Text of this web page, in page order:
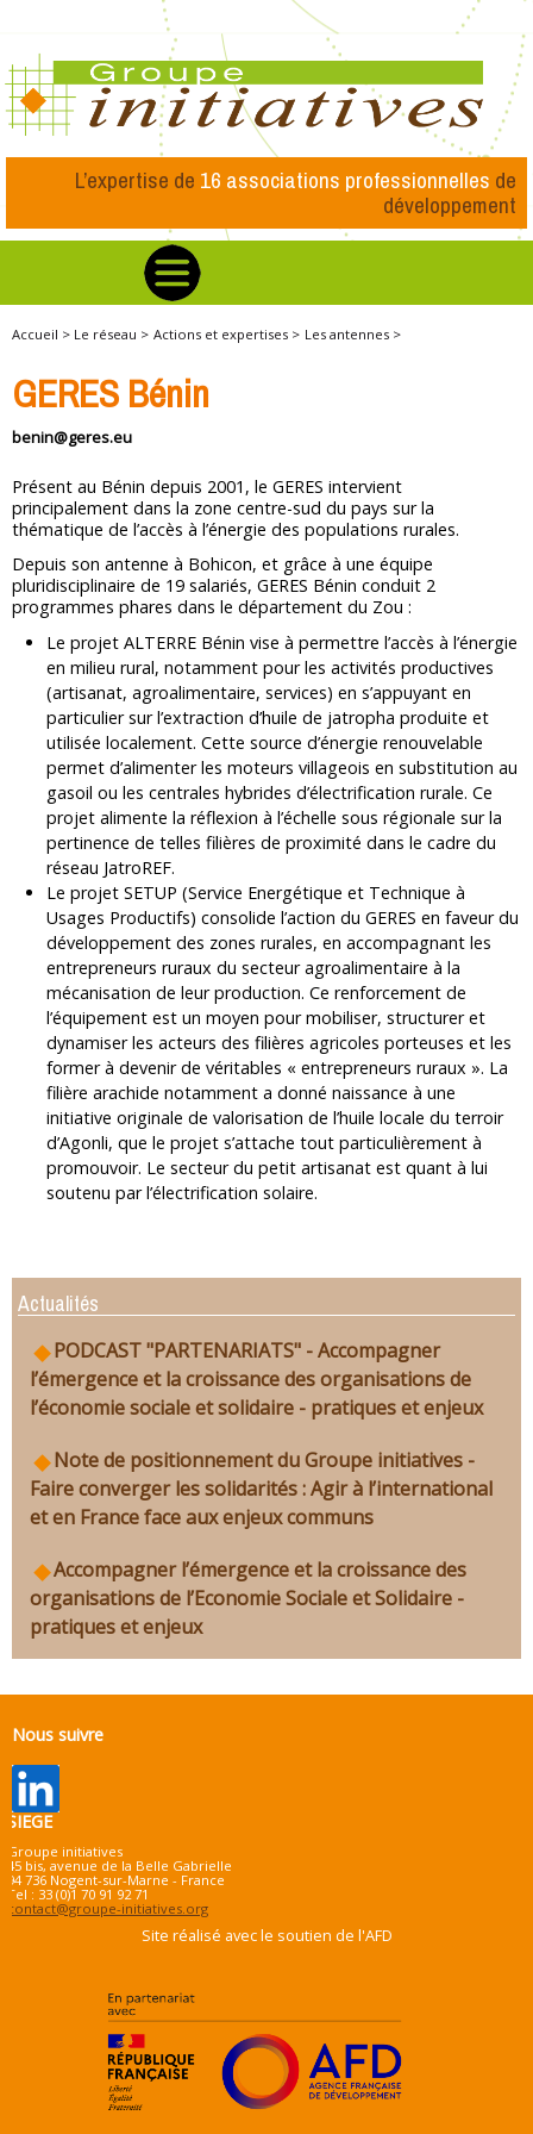
L’expertise de 16 associations professionnelles de
développement
Accueil > Le réseau > Actions et expertises > Les antennes >
GERES Bénin
benin@geres.eu
Présent au Bénin depuis 2001, le GERES intervient
principalement dans la zone centre-sud du pays sur la
thématique de l’accès à l’énergie des populations rurales.
Depuis son antenne à Bohicon, et grâce à une équipe
pluridisciplinaire de 19 salariés, GERES Bénin conduit 2
programmes phares dans le département du Zou :
Le projet ALTERRE Bénin vise à permettre l’accès à l’énergie
en milieu rural, notamment pour les activités productives
(artisanat, agroalimentaire, services) en s’appuyant en
particulier sur l’extraction d’huile de jatropha produite et
utilisée localement. Cette source d’énergie renouvelable
permet d’alimenter les moteurs villageois en substitution au
gasoil ou les centrales hybrides d’électrification rurale. Ce
projet alimente la réflexion à l’échelle sous régionale sur la
pertinence de telles filières de proximité dans le cadre du
réseau JatroREF.
Le projet SETUP (Service Energétique et Technique à
Usages Productifs) consolide l’action du GERES en faveur du
développement des zones rurales, en accompagnant les
entrepreneurs ruraux du secteur agroalimentaire à la
mécanisation de leur production. Ce renforcement de
l’équipement est un moyen pour mobiliser, structurer et
dynamiser les acteurs des filières agricoles porteuses et les
former à devenir de véritables « entrepreneurs ruraux ». La
filière arachide notamment a donné naissance à une
initiative originale de valorisation de l’huile locale du terroir
d’Agonli, que le projet s’attache tout particulièrement à
promouvoir. Le secteur du petit artisanat est quant à lui
soutenu par l’électrification solaire.
Actualités
PODCAST "PARTENARIATS" - Accompagner
l’émergence et la croissance des organisations de
l’économie sociale et solidaire - pratiques et enjeux
Note de positionnement du Groupe initiatives -
Faire converger les solidarités : Agir à l’international
et en France face aux enjeux communs
Accompagner l’émergence et la croissance des
organisations de l’Economie Sociale et Solidaire -
pratiques et enjeux
Nous suivre
SIEGE
Groupe initiatives
45 bis, avenue de la Belle Gabrielle
94 736 Nogent-sur-Marne - France
Tel : 33 (0)1 70 91 92 71
contact@groupe-initiatives.org
Site réalisé avec le soutien de l'AFD